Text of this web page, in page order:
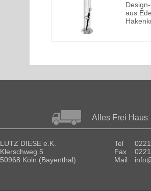
aus
Alles Frei Haus
LUTZ DIESE e.K.
Klerschweg 5
50968 Köln (Bayenthal)
Tel
Fax
Mail